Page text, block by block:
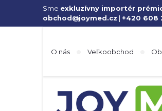
Sme exkluzívny importér
obchod@joymed.cz | +420 608
O nás Veľkoobchod